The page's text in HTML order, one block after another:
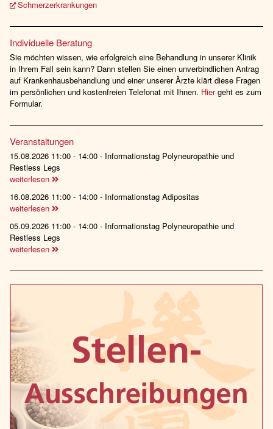
Schmerzerkrankungen
Individuelle Beratung
Sie möchten wissen, wie erfolgreich eine Behandlung in unserer Klinik
in Ihrem Fall sein kann? Dann stellen Sie einen unverbindlichen Antrag
auf Krankenhausbehandlung und einer unserer Ärzte klärt diese Fragen
im persönlichen und kostenfreien Telefonat mit Ihnen. Hiergeht es zum
Formular.
Veranstaltungen
15.08.2026 11:00 - 14:00 - Informationstag Polyneuropathie und
Restless Legs
weiterlesen
16.08.2026 11:00 - 14:00 - Informationstag Adipositas
weiterlesen
05.09.2026 11:00 - 14:00 - Informationstag Polyneuropathie und
Restless Legs
weiterlesen